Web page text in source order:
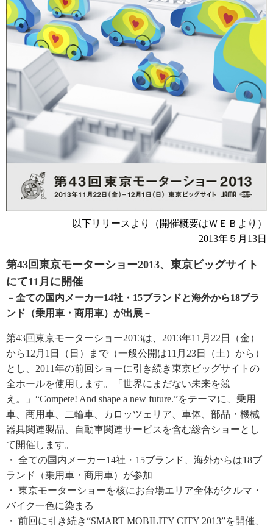
以下リリースより（開催概要はＷＥＢより）
2013年５月13日
第43回東京モーターショー2013、東京ビッグサイト
にて11月に開催
－ 全ての国内メーカー14社・15ブランドと海外から18ブラ
ンド（乗用車・商用車）が出展 －
第43回東京モーターショー2013は、2013年11月22日（金）
から12月1日（日）まで（一般公開は11月23日（土）から）
とし、2011年の前回ショーに引き続き東京ビッグサイトの
全ホールを使用します。「世界にまだない未来を競
え。」“Compete! And shape a new future.”をテーマに、乗用
車、商用車、二輪車、カロッツェリア、車体、部品・機械
器具関連製品、自動車関連サービスを含む総合ショーとし
て開催します。
・ 全ての国内メーカー14社・15ブランド、海外からは18ブ
ランド（乗用車・商用車）が参加
・ 東京モーターショーを核にお台場エリア全体がクルマ・
バイク一色に染まる
・ 前回に引き続き“SMART MOBILITY CITY 2013”を開催、